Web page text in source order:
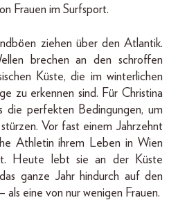
Frauen im Surfsport.
ziehen über den Atlantik.
brechen an den schroffen
Küste, die im winterlichen
zu erkennen sind. Für Christina
die perfekten Bedingungen, um
Vor fast einem Jahrzehnt
Athletin ihrem Leben in Wien
Heute lebt sie an der Küste
ganze Jahr hindurch auf den
als eine von nur wenigen Frauen.